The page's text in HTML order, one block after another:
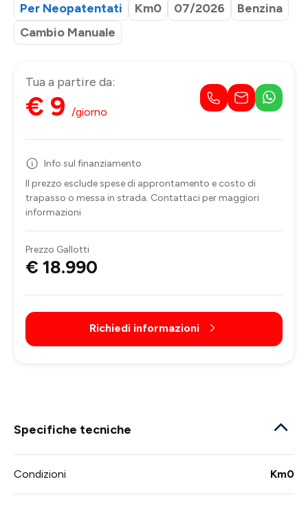
Per Neopatentati Km0 07/2026
Benzina
Cambio Manuale
Tua a partire da:
€ 9 /giorno
Info sul finanziamento
Il prezzo esclude spese di approntamento e costo di
trapasso o messa in strada. Contattaci per maggiori
informazioni
Prezzo Gallotti
€ 18.990
Richiedi informazioni
Specifiche tecniche
Condizioni Km0